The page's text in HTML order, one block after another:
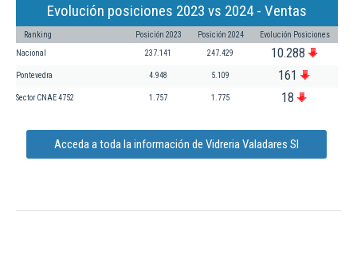
Evolución posiciones 2023 vs 2024 - Ventas
Ranking Posición 2023 Posición 2024 Evolución Posiciones
Nacional 237.141 247.429 10.288
Pontevedra 4.948 5.109 161
Sector CNAE 4752 1.757 1.775 18
Acceda a toda la información de Vidreria Valadares Sl